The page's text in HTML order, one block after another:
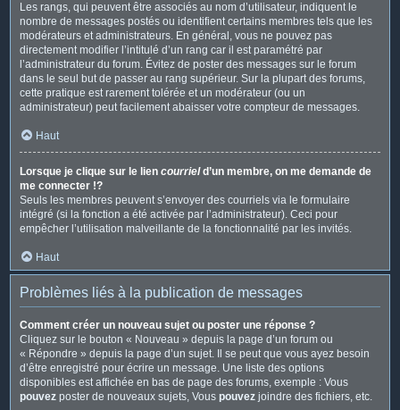
Les rangs, qui peuvent être associés au nom d’utilisateur, indiquent le
nombre de messages postés ou identifient certains membres tels que les
modérateurs et administrateurs. En général, vous ne pouvez pas
directement modifier l’intitulé d’un rang car il est paramétré par
l’administrateur du forum. Évitez de poster des messages sur le forum
dans le seul but de passer au rang supérieur. Sur la plupart des forums,
cette pratique est rarement tolérée et un modérateur (ou un
administrateur) peut facilement abaisser votre compteur de messages.
Haut
Lorsque je clique sur le lien courrield’un membre, on me demande de
me connecter !?
Seuls les membres peuvent s’envoyer des courriels via le formulaire
intégré (si la fonction a été activée par l’administrateur). Ceci pour
empêcher l’utilisation malveillante de la fonctionnalité par les invités.
Haut
Problèmes liés à la publication de messages
Comment créer un nouveau sujet ou poster une réponse ?
Cliquez sur le bouton « Nouveau » depuis la page d’un forum ou
« Répondre » depuis la page d’un sujet. Il se peut que vous ayez besoin
d’être enregistré pour écrire un message. Une liste des options
disponibles est affichée en bas de page des forums, exemple : Vous
pouvez poster de nouveaux sujets, Vous pouvez joindre des fichiers, etc.